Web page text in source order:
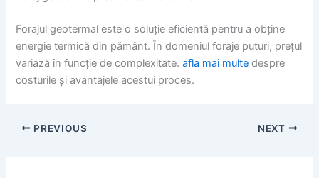
Forajul geotermal este o soluție eficientă pentru a obține
energie termică din pământ. În domeniul foraje puturi, prețul
variază în funcție de complexitate.afla mai multe despre
costurile și avantajele acestui proces.
PREVIOUS NEXT